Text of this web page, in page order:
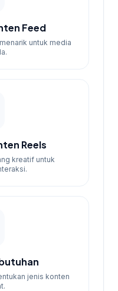
Feed
untuk media
Reels
kreatif untuk
jenis konten